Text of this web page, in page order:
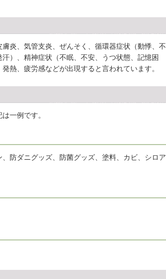
炎、気管支炎、ぜんそく、循環器症状（動悸、不
）、精神症状（不眠、不安、うつ状態、記憶困
熱、疲労感などが出現すると言われています。
一例です。
防ダニグッズ、防菌グッズ、塗料、カビ、シロア